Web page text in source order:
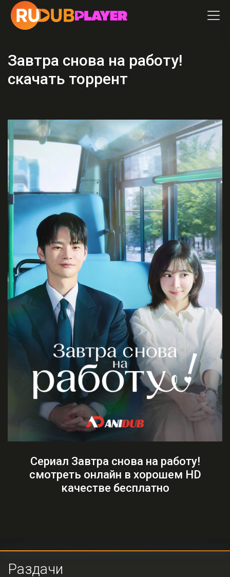
Завтра снова на работу!
скачать торрент
Сериал Завтра снова на работу!
смотреть онлайн в хорошем HD
качестве бесплатно
Раздачи